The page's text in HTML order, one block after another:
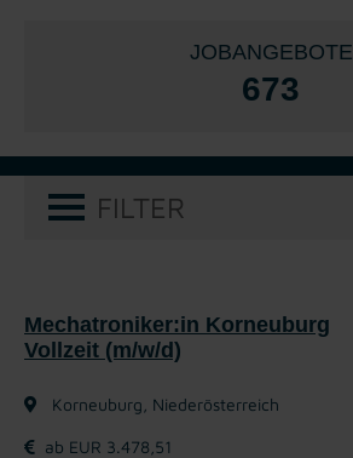
JOBANGEBOTE
673
FILTER
Mechatroniker:in Korneuburg
Vollzeit (m/w/d)
Korneuburg, Niederösterreich
ab EUR 3.478,51